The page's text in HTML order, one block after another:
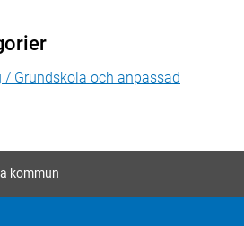
Grundskola och anpassad
kommun